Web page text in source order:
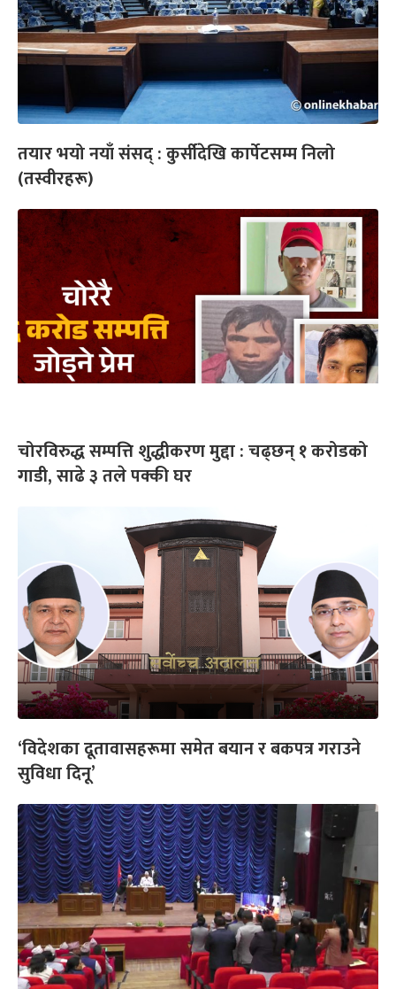
तयार भयो नयाँ संसद् : कुर्सीदेखि कार्पेटसम्म निलो
(तस्वीरहरू)
चोरविरुद्ध सम्पत्ति शुद्धीकरण मुद्दा : चढ्छन् १ करोडको
गाडी, साढे ३ तले पक्की घर
‘विदेशका दूतावासहरूमा समेत बयान र बकपत्र गराउने
सुविधा दिनू’